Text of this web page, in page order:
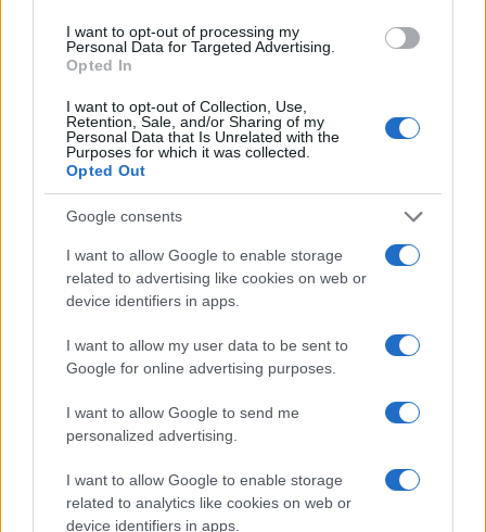
I want to opt-out of processing my
Personal Data for Targeted Advertising.
Opted In
I want to opt-out of Collection, Use,
Retention, Sale, and/or Sharing of my
Personal Data that Is Unrelated with the
Purposes for which it was collected.
Opted Out
Google consents
I want to allow Google to enable storage
related to advertising like cookies on web or
device identifiers in apps.
I want to allow my user data to be sent to
Google for online advertising purposes.
I want to allow Google to send me
personalized advertising.
I want to allow Google to enable storage
related to analytics like cookies on web or
device identifiers in apps.